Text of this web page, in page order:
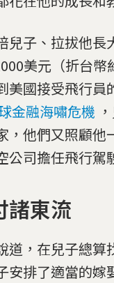
兒子、拉拔他長
美元（折台幣
美國接受飛行員
金融海嘯危機
，他們又照顧他
公司擔任飛行駕
諸東流
道，在兒子總算
安排了適當的嫁